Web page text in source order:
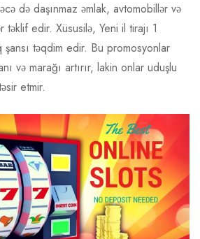
də daşınmaz əmlak, avtomobillər və
təklif edir. Xüsusilə, Yeni il tirajı 1
təqdim edir. Bu promosyonlar
və marağı artırır, lakin onlar uduşlu
etmir.